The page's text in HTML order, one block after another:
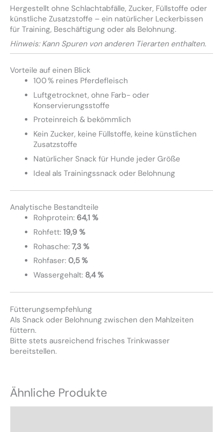
Hergestellt ohne Schlachtabfälle, Zucker, Füllstoffe oder
künstliche Zusatzstoffe – ein natürlicher Leckerbissen
für Training, Beschäftigung oder als Belohnung.
Hinweis: Kann Spuren von anderen Tierarten enthalten.
Vorteile auf einen Blick
100 % reines Pferdefleisch
Luftgetrocknet, ohne Farb- oder
Konservierungsstoffe
Proteinreich & bekömmlich
Kein Zucker, keine Füllstoffe, keine künstlichen
Zusatzstoffe
Natürlicher Snack für Hunde jeder Größe
Ideal als Trainingssnack oder Belohnung
Analytische Bestandteile
Rohprotein: 64,1 %
Rohfett: 19,9 %
Rohasche: 7,3 %
Rohfaser: 0,5 %
Wassergehalt: 8,4 %
Fütterungsempfehlung
Als Snack oder Belohnung zwischen den Mahlzeiten
füttern.
Bitte stets ausreichend frisches Trinkwasser
bereitstellen.
Ähnliche Produkte
Dieses